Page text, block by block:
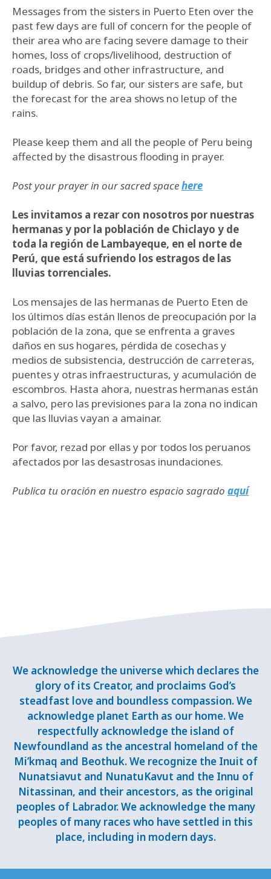
Messages from the sisters in Puerto Eten over the
past few days are full of concern for the people of
their area who are facing severe damage to their
homes, loss of crops/livelihood, destruction of
roads, bridges and other infrastructure, and
buildup of debris. So far, our sisters are safe, but
the forecast for the area shows no letup of the
rains.
Please keep them and all the people of Peru being
affected by the disastrous flooding in prayer.
Post your prayer in our sacred spacehere
Les invitamos a rezar con nosotros por nuestras
hermanas y por la población de Chiclayo y de
toda la región de Lambayeque, en el norte de
Perú, que está sufriendo los estragos de las
lluvias torrenciales.
Los mensajes de las hermanas de Puerto Eten de
los últimos días están llenos de preocupación por la
población de la zona, que se enfrenta a graves
daños en sus hogares, pérdida de cosechas y
medios de subsistencia, destrucción de carreteras,
puentes y otras infraestructuras, y acumulación de
escombros. Hasta ahora, nuestras hermanas están
a salvo, pero las previsiones para la zona no indican
que las lluvias vayan a amainar.
Por favor, rezad por ellas y por todos los peruanos
afectados por las desastrosas inundaciones.
Publica tu oración en nuestro espacio sagrado aquí
We acknowledge the universe which declares the
glory of its Creator, and proclaims God’s
steadfast love and boundless compassion. We
acknowledge planet Earth as our home. We
respectfully acknowledge the island of
Newfoundland as the ancestral homeland of the
Mi’kmaq and Beothuk. We recognize the Inuit of
Nunatsiavut and NunatuKavut and the Innu of
Nitassinan, and their ancestors, as the original
peoples of Labrador. We acknowledge the many
peoples of many races who have settled in this
place, including in modern days.